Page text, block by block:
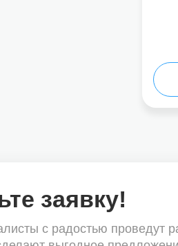
заявку!
с радостью проведут